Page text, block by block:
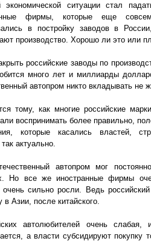
экономической ситуации стал
фирмы, которые еще
в постройку заводов в
производство. Хорошо ли это или
российские заводы по
много лет и миллиарды
автопром никто вкладывать не
тому, как многие российские
воспринимать более правильно,
которые касались властей,
актуально.
автопром мог
Но все же иностранные фирмы
сильно росли. Ведь
Азии, после китайского.
автолюбителей очень слабая,
а власти субсидируют покупку